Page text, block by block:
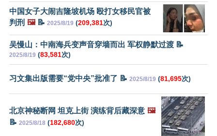
中国女子大闹吉隆坡机场 殴打女移民官被
判刑 🖼️📝 2025/8/19 (209,381次)
吴慢山：中南海兵变声音穿墙而出 军权静默过渡 📝
2025/8/19 (83,581次)
习文集出版需要“党中央”批准了 📝 2025/8/19 (81,695次)
北京神秘断网 坦克上街 演练背后藏深意 🖼️
📝 2025/8/18 (182,680次)